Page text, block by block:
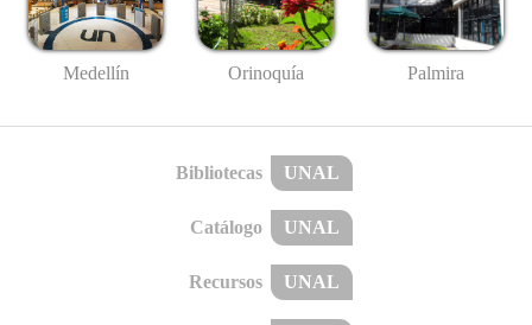
Medellín Orinoquía Palmira
Bibliotecas UNAL
Catálogo UNAL
Recursos UNAL